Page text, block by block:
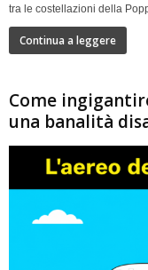
tra le costellazioni della
Continua a leggere
Come
una banalità